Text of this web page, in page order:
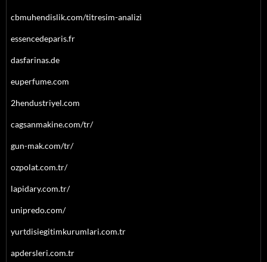
cbmuhendislik.com/titresim-analizi
essencedeparis.fr
dasfarinas.de
euperfume.com
2hendustriyel.com
cagsanmakine.com/tr/
gun-mak.com/tr/
ozpolat.com.tr/
lapidary.com.tr/
unipredo.com/
yurtdisiegitimkurumlari.com.tr
apdersleri.com.tr